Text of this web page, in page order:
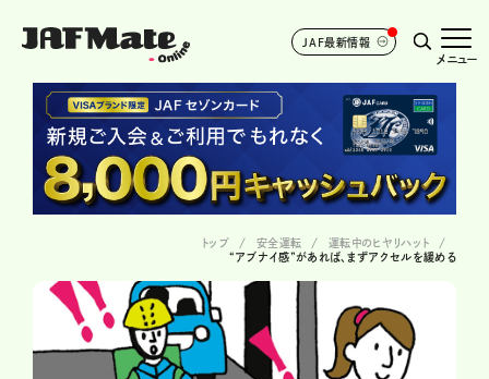
JAF最新情報
メニュー
トップ 安全運転
運転中のヒヤリハット
“アブナイ感”があれば、まずアクセルを緩める